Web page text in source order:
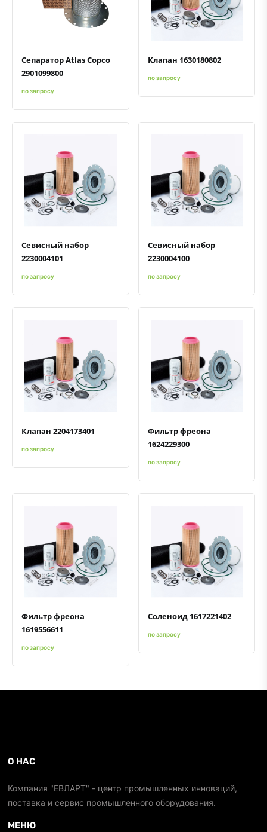
Быстрый просмотрДобавить к сравнению
Добавить в избранное
Сепаратор Atlas Copco
2901099800
по запросу
Быстрый просмотрДобавить к сравнению
Добавить в избранное
Клапан 1630180802
по запросу
Быстрый просмотрДобавить к сравнению
Добавить в избранное
Севисный набор
2230004101
по запросу
Быстрый просмотрДобавить к сравнению
Добавить в избранное
Севисный набор
2230004100
по запросу
Быстрый просмотрДобавить к сравнению
Добавить в избранное
Клапан 2204173401
по запросу
Быстрый просмотрДобавить к сравнению
Добавить в избранное
Фильтр фреона
1624229300
по запросу
Быстрый просмотрДобавить к сравнению
Добавить в избранное
Фильтр фреона
1619556611
по запросу
Быстрый просмотрДобавить к сравнению
Добавить в избранное
Соленоид 1617221402
по запросу
О НАС
Компания "ЕВЛАРТ" - центр промышленных инноваций,
поставка и сервис промышленного оборудования.
МЕНЮ